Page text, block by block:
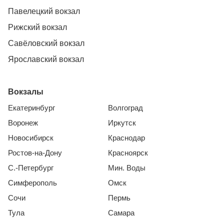
Павелецкий вокзал
Рижский вокзал
Савёловский вокзал
Ярославский вокзал
Вокзалы
Екатеринбург
Воронеж
Новосибирск
Ростов-на-Дону
С.-Петербург
Симферополь
Сочи
Тула
Волгоград
Иркутск
Краснодар
Красноярск
Мин. Воды
Омск
Пермь
Самара